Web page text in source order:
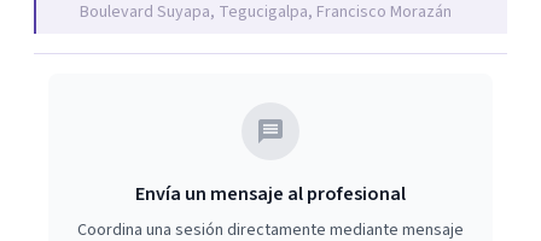
Boulevard Suyapa, Tegucigalpa, Francisco Morazán
Envía un mensaje al profesional
Coordina una sesión directamente mediante mensaje